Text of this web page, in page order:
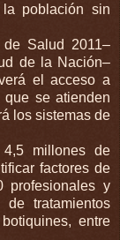
población sin
Salud 2011–
de la Nación–
el acceso a
que se atienden
los sistemas de
4,5 millones de
factores de
profesionales y
tratamientos
entre